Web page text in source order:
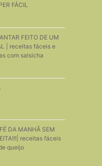
FÁCIL
FEITO DE UM
| receitas fáceis e
com salsicha
DA MANHÃ SEM
receitas fáceis
queijo